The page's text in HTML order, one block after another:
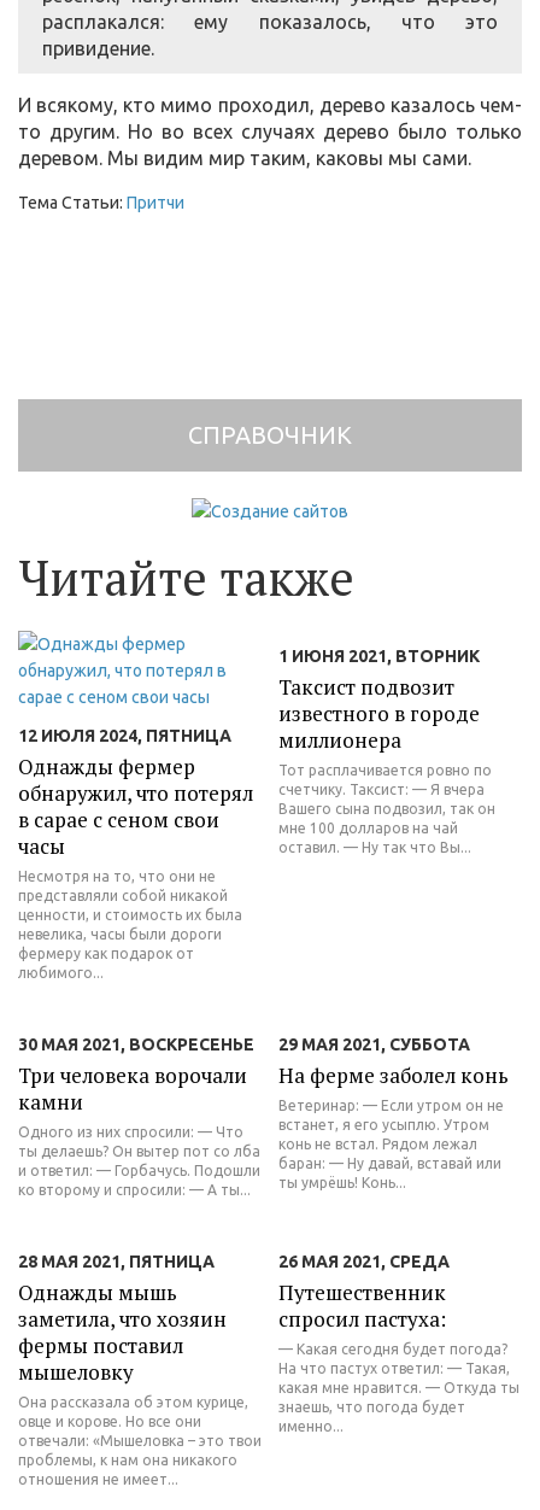
расплакался: ему показалось, что это
привидение.
И всякому, кто мимо проходил, дерево казалось чем-
то другим. Но во всех случаях дерево было только
деревом. Мы видим мир таким, каковы мы сами.
Тема Статьи: Притчи
СПРАВОЧНИК
Читайте также
12 ИЮЛЯ 2024, ПЯТНИЦА
Однажды фермер
обнаружил, что потерял
в сарае с сеном свои
часы
Несмотря на то, что они не
представляли собой никакой
ценности, и стоимость их была
невелика, часы были дороги
фермеру как подарок от
любимого...
1 ИЮНЯ 2021, ВТОРНИК
Таксист подвозит
известного в городе
миллионера
Тот расплачивается ровно по
счетчику. Таксист: — Я вчера
Вашего сына подвозил, так он
мне 100 долларов на чай
оставил. — Ну так что Вы...
30 МАЯ 2021, ВОСКРЕСЕНЬЕ
Три человека ворочали
камни
Одного из них спросили: — Что
ты делаешь? Он вытер пот со лба
и ответил: — Горбачусь. Подошли
ко второму и спросили: — А ты...
29 МАЯ 2021, СУББОТА
На ферме заболел конь
Ветеринар: — Если утром он не
встанет, я его усыплю. Утром
конь не встал. Рядом лежал
баран: — Ну давай, вставай или
ты умрёшь! Конь...
28 МАЯ 2021, ПЯТНИЦА
Однажды мышь
заметила, что хозяин
фермы поставил
мышеловку
Она рассказала об этом курице,
овце и корове. Но все они
отвечали: «Мышеловка – это твои
проблемы, к нам она никакого
отношения не имеет...
26 МАЯ 2021, СРЕДА
Путешественник
спросил пастуха:
— Какая сегодня будет погода?
На что пастух ответил: — Такая,
какая мне нравится. — Откуда ты
знаешь, что погода будет
именно...